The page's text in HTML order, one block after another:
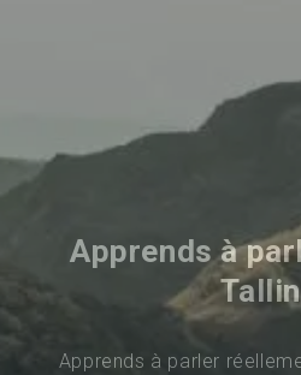
Apprends à
Apprends à parler